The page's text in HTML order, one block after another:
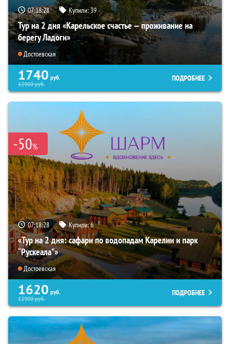
07:18:26 Купили:39
Тур на 2 дня «Карельское счастье — проживание на
берегу Ладоги»
Достоевская
1740 руб.
13900руб.
ПОДРОБНЕЕ
-50%
07:18:26 Купили:6
«Тур на 2 дня: сафари по водопадам Карелии и парк
“Рускеала"»
Достоевская
1620 руб.
12900руб.
ПОДРОБНЕЕ